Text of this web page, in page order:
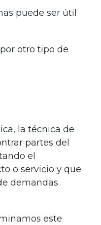
puede ser útil
otro tipo de
la técnica de
partes del
el
o servicio y que
demandas
este